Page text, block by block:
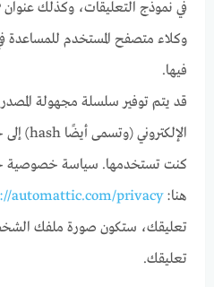
وكلاء متصفح المستخدم للمساعدة
فيها.
قد يتم توفير سلسلة مجهولة
هنا: automattic.com/privacy
تعليقك، ستكون صورة ملفك
تعليقك.